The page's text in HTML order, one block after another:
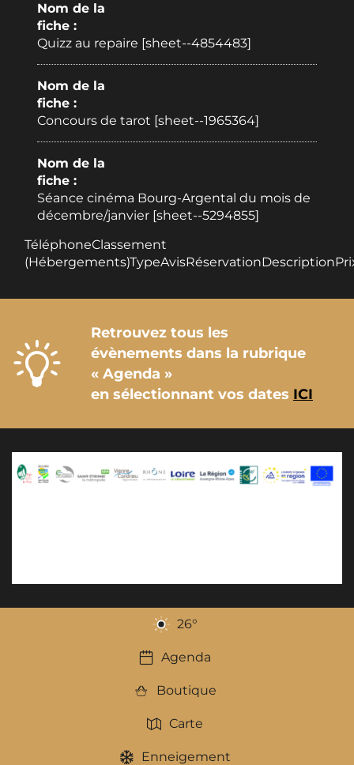
Nom de la
fiche :
Quizz au repaire [sheet--4854483]
Nom de la
fiche :
Concours de tarot [sheet--1965364]
Nom de la
fiche :
Séance cinéma Bourg-Argental du mois de
décembre/janvier [sheet--5294855]
TéléphoneClassement
Retrouvez tous les
évènements dans la rubrique
« Agenda »
en sélectionnant vos dates ICI
26°
Agenda
Boutique
Carte
Enneigement